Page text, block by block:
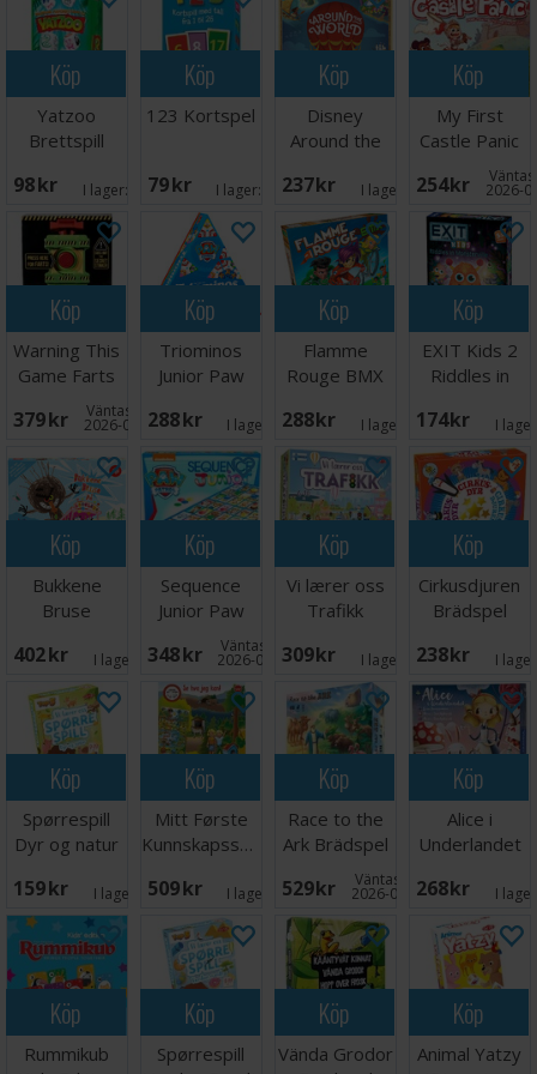
Köp
Yatzoo
Brettspill
98 SEK I lager:
Köp
123 Kortspel
79 SEK I lager:
Köp
Disney
Around the
Brädspel
237 SEK I lager: 1
Köp
My First
Castle Panic
Brädspel
254 SEK 2026-
Köp
Warning This
Game Farts
Brädspel
379 SEK Väntas in:
2026-09-30
Köp
Triominos
Junior Paw
Brädspel
288 SEK I lager: 1
Köp
Flamme
Rouge BMX
288 SEK I lager:
Köp
EXIT Kids 2
Riddles in
174 SEK I
Köp
Bukkene
Bruse
402 SEK I lager: 6
Köp
Sequence
Junior Paw
Patrol
Brädspel
348 SEK Väntas in:
2026-08-15
Köp
Vi lærer oss
Trafikk
309 SEK I lager: 5
Köp
Cirkusdjuren
Brädspel
238 SEK I
Köp
Spørrespill
Dyr og natur
159 SEK I lager: 3
Köp
Mitt Første
Kunnskapsspill
509 SEK I lager: 1
Köp
Race to the
Ark Brädspel
529 SEK Väntas in:
2026-09-30
Köp
Alice i
Underlandet
268 SEK I
Köp
Rummikub
Köp
Spørrespill
Köp
Vända Grodor
Köp
Animal Yatzy